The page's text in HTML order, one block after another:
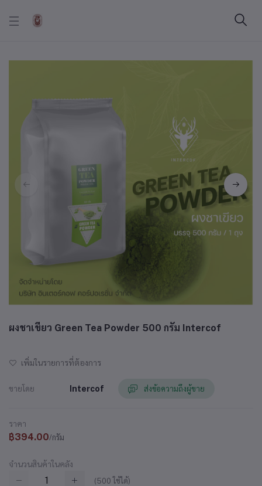
ผงชาเขียว Green Tea Powder 500 กรัม Intercof
เพิ่มในรายการที่ต้องการ
ขายโดย Intercof ส่งข้อความถึงผู้ขาย
ราคา
฿394.00/กรัม
จำนวนสินค้าในคลัง
(500 ใช้ได้)